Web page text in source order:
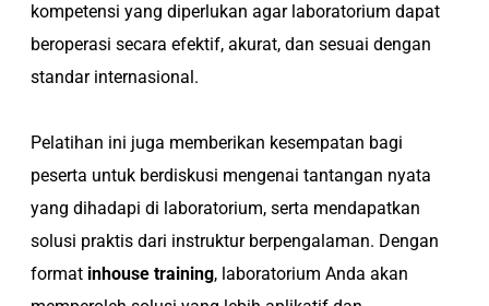
kompetensi yang diperlukan agar laboratorium dapat
beroperasi secara efektif, akurat, dan sesuai dengan
standar internasional.
Pelatihan ini juga memberikan kesempatan bagi
peserta untuk berdiskusi mengenai tantangan nyata
yang dihadapi di laboratorium, serta mendapatkan
solusi praktis dari instruktur berpengalaman. Dengan
format inhouse training, laboratorium Anda akan